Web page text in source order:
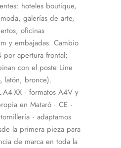
hoteles boutique,
galerías de arte,
oficinas
y embajadas. Cambio
apertura frontal;
con el poste Line
latón, bronce).
A4-XX · formatos A4V y
en Mataró · CE ·
· adaptamos
la primera pieza para
de marca en toda la